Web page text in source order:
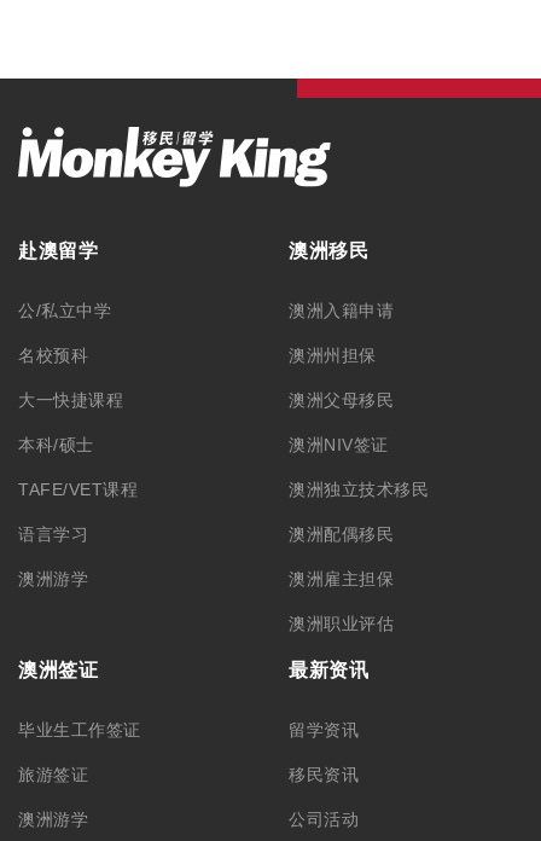
赴澳留学
公/私立中学
名校预科
大一快捷课程
本科/硕士
TAFE/VET课程
语言学习
澳洲游学
澳洲移民
澳洲入籍申请
澳洲州担保
澳洲父母移民
澳洲NIV签证
澳洲独立技术移民
澳洲配偶移民
澳洲雇主担保
澳洲职业评估
澳洲签证
毕业生工作签证
旅游签证
澳洲游学
最新资讯
留学资讯
移民资讯
公司活动